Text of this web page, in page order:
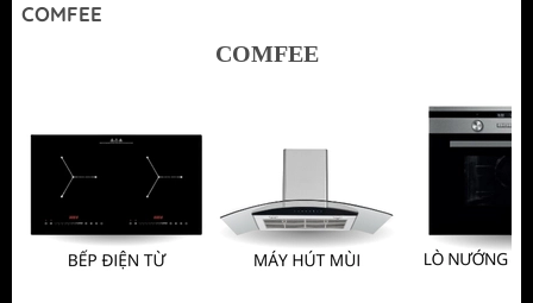
COMFEE
COMFEE